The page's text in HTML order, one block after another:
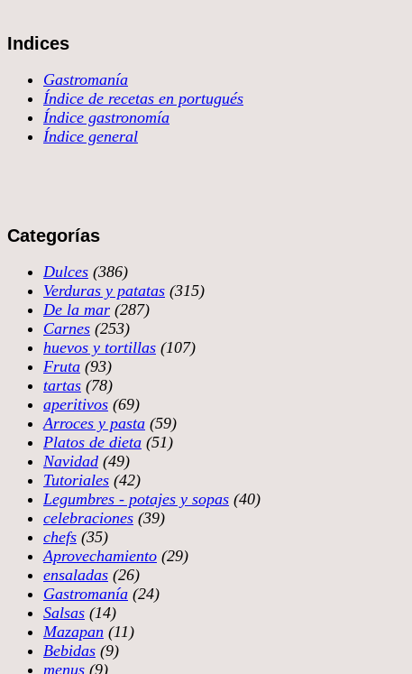
Indices
Gastromanía
Índice de recetas en portugués
Índice gastronomía
Índice general
Categorías
Dulces (386)
Verduras y patatas (315)
De la mar (287)
Carnes (253)
huevos y tortillas (107)
Fruta (93)
tartas (78)
aperitivos (69)
Arroces y pasta (59)
Platos de dieta (51)
Navidad (49)
Tutoriales (42)
Legumbres - potajes y sopas (40)
celebraciones (39)
chefs (35)
Aprovechamiento (29)
ensaladas (26)
Gastromanía (24)
Salsas (14)
Mazapan (11)
Bebidas (9)
menus (9)